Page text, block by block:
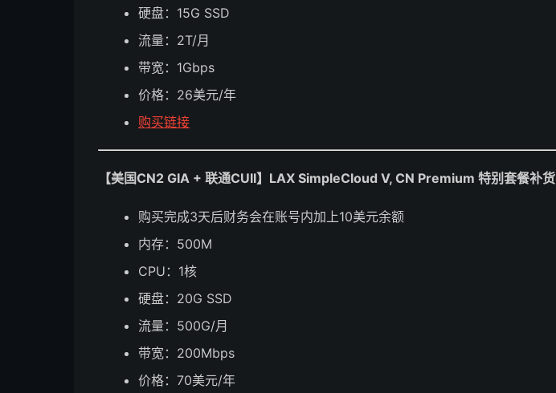
硬盘：15G SSD
流量：2T/月
带宽：1Gbps
价格：26美元/年
购买链接
【美国CN2 GIA + 联通CUII】LAX SimpleCloud V, CN Premium 特别套餐补货
购买完成3天后财务会在账号内加上10美元余额
内存：500M
CPU：1核
硬盘：20G SSD
流量：500G/月
带宽：200Mbps
价格：70美元/年